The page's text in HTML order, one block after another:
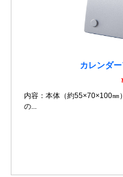
カレンダ
内容：本体（約55×70×100㎜
の...